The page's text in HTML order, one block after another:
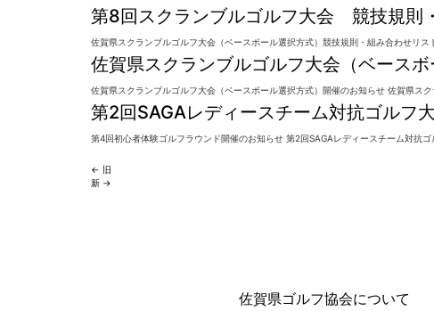
第8回スクランブルゴルフ大会 競技規則
佐賀県スクランブルゴルフ大会（ベースボール選択方式）競技規則・組み合わせリ
佐賀県スクランブルゴルフ大会（ベース
佐賀県スクランブルゴルフ大会（ベースボール選択方式）開催のお知らせ 佐賀県
第2回SAGAレディースチーム対抗ゴルフ
第4回初心者体験ゴルフラウンド開催のお知らせ 第2回SAGAレディースチーム対抗
← 旧
新 →
佐賀県ゴルフ協会について